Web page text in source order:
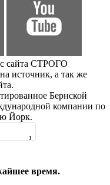
сайта СТРОГО
источник, а так же
Бернской
компании по
Йорк.
время.